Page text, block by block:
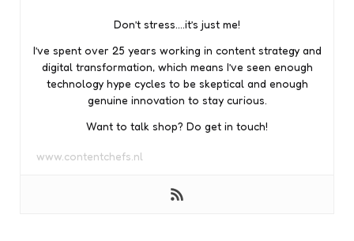
Don’t stress….it’s just me!
I’ve spent over 25 years working in content strategy and
digital transformation, which means I’ve seen enough
technology hype cycles to be skeptical and enough
genuine innovation to stay curious.
Want to talk shop? Do get in touch!
www.contentchefs.nl